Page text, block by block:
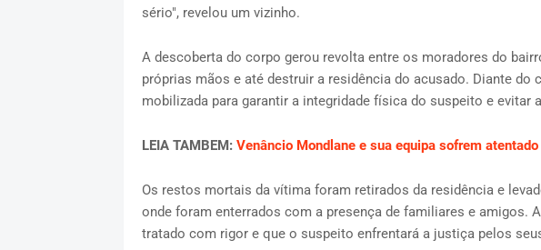
sério", revelou um vizinho.
A descoberta do corpo gerou revolta entre os moradores do
próprias mãos e até destruir a residência do acusado. Diante do
mobilizada para garantir a integridade física do suspeito e evitar
LEIA TAMBEM: Venâncio Mondlane e sua equipa sofrem
Os restos mortais da vítima foram retirados da residência e
onde foram enterrados com a presença de familiares e amigos.
tratado com rigor e que o suspeito enfrentará a justiça pelos